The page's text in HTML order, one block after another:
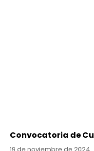
Convocatoria de